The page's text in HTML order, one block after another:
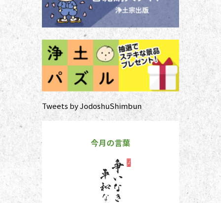
ていた
Tweets by JodoshuShimbun
今月の言葉